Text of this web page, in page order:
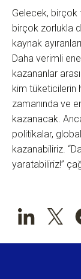
Gelecek, birçok
birçok zorlukla
kaynak
Daha verimli
kazananlar
kim tüketicilerin
zamanında ve
kazanacak.
politikalar,
kazanabiliriz.
yaratabiliriz!”